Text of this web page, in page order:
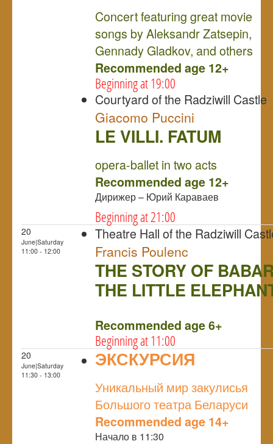
Concert featuring great movie
songs by Aleksandr Zatsepin,
Gennady Gladkov, and others
Recommended age 12+
Beginning at 19:00
Courtyard of the Radziwill Castle
Giacomo Puccini
LE VILLI. FATUM
opera-ballet in two acts
Recommended age 12+
Дирижер – Юрий Караваев
Beginning at 21:00
20
June|Saturday
11:00 - 12:00
Theatre Hall of the Radziwill
Francis Poulenc
THE STORY OF
THE LITTLE
Recommended age 6+
Beginning at 11:00
20
June|Saturday
11:30 - 13:00
ЭКСКУРСИЯ
Уникальный мир закулисья
Большого театра Беларуси
Recommended age 14+
Начало в 11:30